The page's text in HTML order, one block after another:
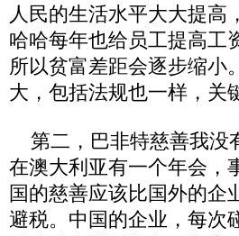
人民的生活水平大大提高
哈哈每年也给员工提高工
所以贫富差距会逐步缩小
大，包括法规也一样，关
第二，巴非特慈善我没
在澳大利亚有一个年会，
国的慈善应该比国外的企
避税。中国的企业，每次